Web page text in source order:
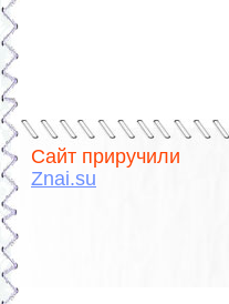
Сайт приручили
Znai.su